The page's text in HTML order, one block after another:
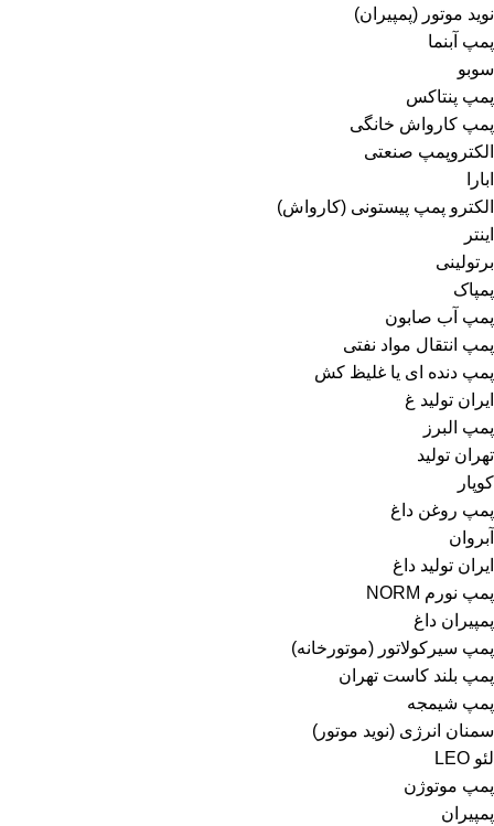
نوید موتور (پمپیران)
پمپ آبنما
سوبو
پمپ پنتاکس
پمپ کارواش خانگی
الکتروپمپ صنعتی
ابارا
الکترو پمپ پیستونی (کارواش)
اینتر
برتولینی
پمپاک
پمپ آب صابون
پمپ انتقال مواد نفتی
پمپ دنده ای یا غلیظ کش
ایران تولید غ
پمپ البرز
تهران تولید
کوپار
پمپ روغن داغ
آبروان
ایران تولید داغ
پمپ نورم NORM
پمپیران داغ
پمپ سیرکولاتور (موتورخانه)
پمپ بلند کاست تهران
پمپ شیمجه
سمنان انرژی (نوید موتور)
لئو LEO
پمپ موتوژن
پمپیران